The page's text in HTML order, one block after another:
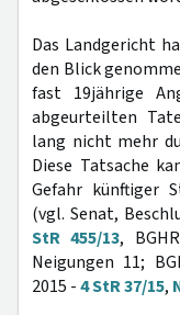
Das Landgericht
den Blick
fast 19jährige
abgeurteilten
lang nicht mehr
Diese Tatsache
Gefahr künftiger
(vgl. Senat,
StR 455/13,
Neigungen 11;
2015 -4 StR 37/15,